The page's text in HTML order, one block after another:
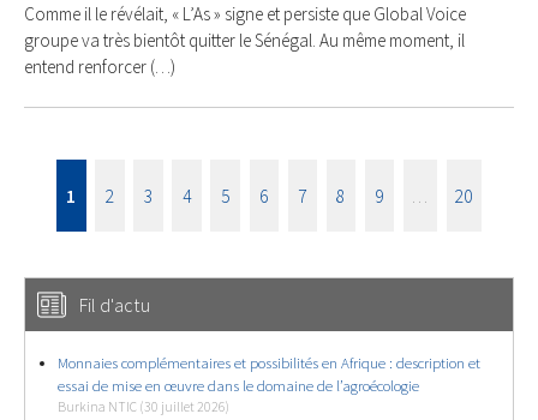
Comme il le révélait, « L’As » signe et persiste que Global Voice
groupe va très bientôt quitter le Sénégal. Au même moment, il
entend renforcer (…)
1 2 3 4 5 6 7 8 9 20
Fil d'actu
Monnaies complémentaires et possibilités en Afrique : description et
essai de mise en œuvre dans le domaine de l’agroécologie
Burkina NTIC (30 juillet 2026)